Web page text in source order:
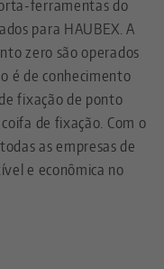
ferramentas do
para HAUBEX. A
zero são operados
é de conhecimento
fixação de ponto
de fixação. Com o
as empresas de
e econômica no